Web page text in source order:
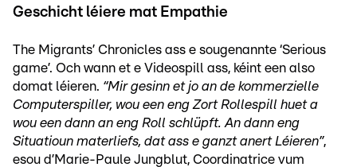
Geschicht léiere mat Empathie
The Migrants’ Chronicles ass e sougenannte ‘Serious
game’. Och wann et e Videospill ass, kéint een also
domat léieren. “Mir gesinn et jo an de kommerzielle
Computerspiller, wou een eng Zort Rollespill huet a
wou een dann an eng Roll schlüpft. An dann eng
Situatioun materliefs, dat ass e ganzt anert Léieren”,
esou d’Marie-Paule Jungblut, Coordinatrice vum